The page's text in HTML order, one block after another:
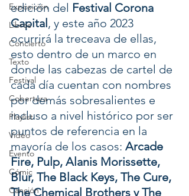
Exposición
Libros
Concierto
Texto
Festival
Cobertura
Playlist
Video
Evento
Cómic
Canción
edición del Festival Corona
Capital, y este año 2023
ocurrirá la treceava de ellas,
esto dentro de un marco en
donde las cabezas de cartel de
cada día cuentan con nombres
por demás sobresalientes e
incluso a nivel histórico por ser
puntos de referencia en la
mayoría de los casos: Arcade
Fire, Pulp, Alanis Morissette,
Blur, The Black Keys, The Cure,
The Chemical Brothers y The